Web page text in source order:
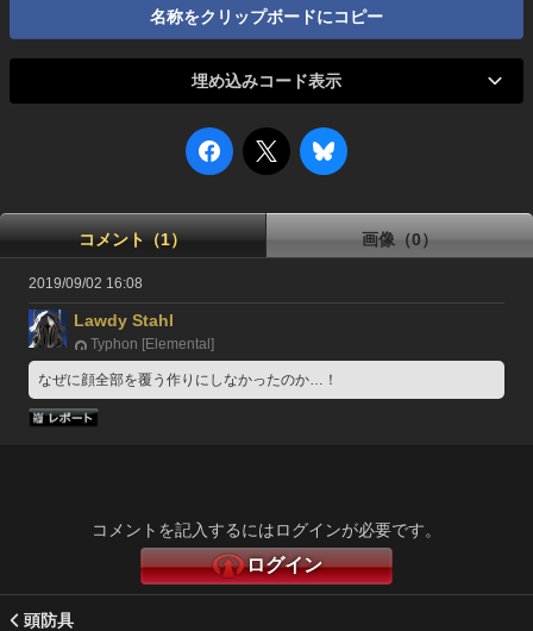
名称をクリップボードにコピー
埋め込みコード表示
コメント（1） 画像（0）
2019/09/02 16:08
Lawdy Stahl
Typhon [Elemental]
なぜに顔全部を覆う作りにしなかったのか…！
コメントを記入するにはログインが必要です。
ログイン
頭防具